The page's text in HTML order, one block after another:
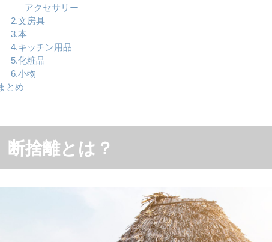
アクセサリー
2.文房具
3.本
4.キッチン用品
5.化粧品
6.小物
とめ
断捨離とは？